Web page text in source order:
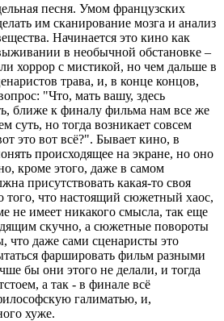
песня. Умом французских
им сканирование мозга и анализ
Начинается это кино как
в необычной обстановке –
хоррор с мистикой, но чем дальше в
трава, и, в конце концов,
"Что, мать вашу, здесь
ближе к финалу фильма нам все же
суть, но тогда возникает совсем
это вот всё?". Бывает кино, в
происходящее на экране, но оно
кроме этого, даже в самом
присутствовать какая-то своя
того, что настоящий сюжетный хаос,
не имеет никакого смысла, так еще
скучно, а сюжетные повороты
что даже сами сценаристы это
фаршировать фильм разными
бы они этого не делали, и тогда
а так - в финале всё
галиматью, и,
хуже.